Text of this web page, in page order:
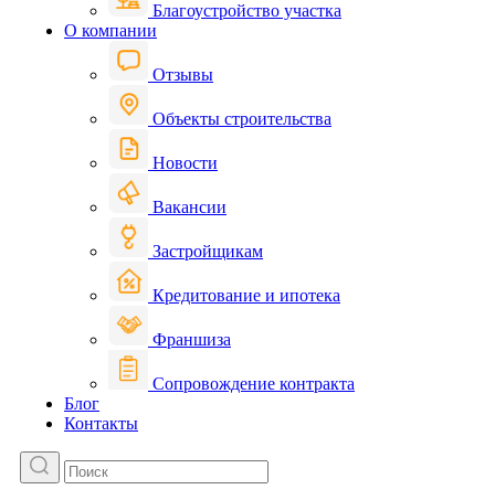
Благоустройство участка
О компании
Отзывы
Объекты строительства
Новости
Вакансии
Застройщикам
Кредитование и ипотека
Франшиза
Сопровождение контракта
Блог
Контакты